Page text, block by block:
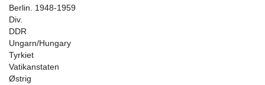
Berlin. 1948-1959
Div.
DDR
Ungarn/Hungary
Tyrkiet
Vatikanstaten
Østrig